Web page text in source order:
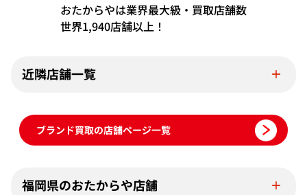
おたからやは業界最大級・買取店舗数
世界1,940店舗以上！
近隣店舗一覧
ブランド買取の店舗ページ一覧
福岡県のおたからや店舗